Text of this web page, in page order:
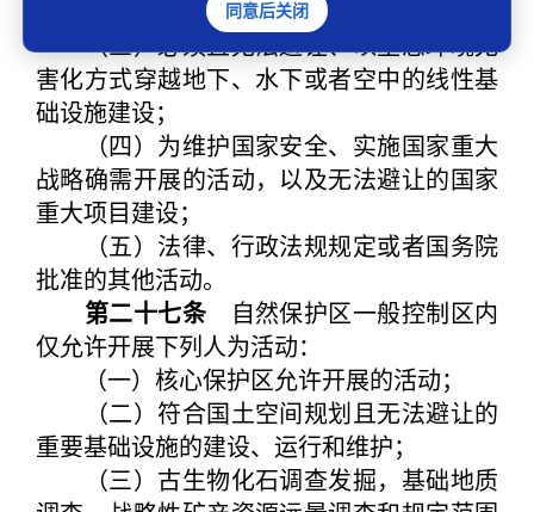
施的运行、维护、改造；
（三）必须且无法避让、以生态环境无
害化方式穿越地下、水下或者空中的线性基
础设施建设；
（四）为维护国家安全、实施国家重大
战略确需开展的活动，以及无法避让的国家
重大项目建设；
（五）法律、行政法规规定或者国务院
批准的其他活动。
第二十七条自然保护区一般控制区内
仅允许开展下列人为活动：
（一）核心保护区允许开展的活动；
（二）符合国土空间规划且无法避让的
重要基础设施的建设、运行和维护；
（三）古生物化石调查发掘，基础地质
同意后关闭